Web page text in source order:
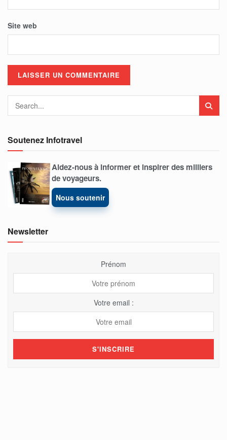
Site web
Soutenez Infotravel
Aidez-nous à informer et inspirer des milliers
de voyageurs.
Nous soutenir
Newsletter
Prénom
Votre email :